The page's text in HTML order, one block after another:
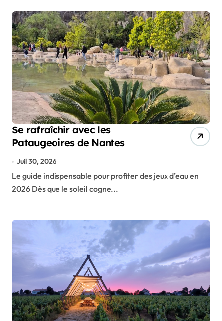
Se rafraîchir avec les
Pataugeoires de Nantes
Juil 30, 2026
Le guide indispensable pour profiter des jeux d’eau en
2026 Dès que le soleil cogne...